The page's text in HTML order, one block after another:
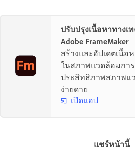
ปรับปรุงเนื้อหาทาง
Adobe FrameMaker
สร้างและอัปเดตเนื้
ในสภาพแวดล้อมกา
ประสิทธิภาพสภาพแ
ง่ายดาย
เปิดแอป
แชร์หน้านี้